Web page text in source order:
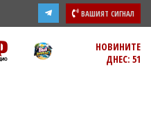
ВАШИЯТ СИГНАЛ
НОВИНИТЕ
ДНЕС: 51